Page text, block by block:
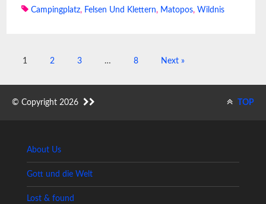
Campingplatz, Felsen Und Klettern, Matopos, Wildnis
1 2 3 … 8 Next »
© Copyright 2026 TOP
About Us
Gott und die Welt
Lost & found